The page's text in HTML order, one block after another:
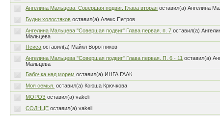
Ангелина Мальцева. Совершая подвиг. Глава вторая оставил(а) Ангелина
Будни холостяков оставил(а) Алекс Петров
Ангелина Мальцева "Совершая подвиг" Глава первая. п. 7 оставил(а)
Мальцева
Псиса оставил(а) Майкл Воротников
Ангелина Мальцева "Совершая подвиг" Глава первая. П. 6 - 11 оставил(а)
Мальцева
Бабочка над морем оставил(а) ИНГА ГААК
Моя семья. оставил(а) Ксюша Крючкова
МОРОЗ оставил(а) vakeli
СОЛНЦЕ оставил(а) vakeli